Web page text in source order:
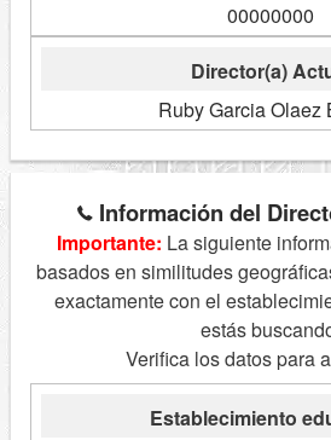
00000000
Director(a)
Ruby Garcia Olaez
Información del
Importante: La siguiente
basados en similitudes
exactamente con el
estás
Verifica los datos para
Establecimiento